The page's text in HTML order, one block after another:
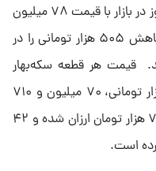
بررسی‌ها نشان می‌دهد سکه امامی امروز در بازار با قیمت ۷۸ میلیون
و ۴۹۰ هزار تومان دیده می‌شود که کاهش ۵۰۵ هزار تومانی را در
قیمت هر قطعه سکه‌بهار
آزادی طرح قدیم نیز با کاهش ۵۷۰ هزار تومانی، ۷۰ میلیون و ۷۱۰
هزار تومان شده است. نیم‌سکه اما ۷۵۰ هزار تومان ارزان شده و ۴۲